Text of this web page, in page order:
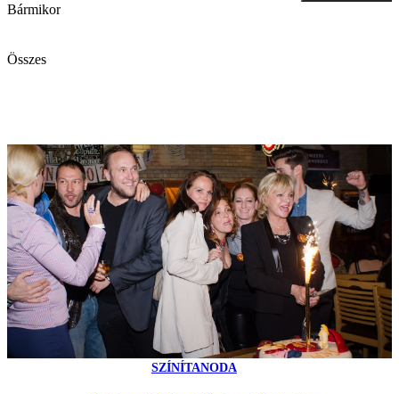
Bármikor
Összes
SZÍNÍTANODA